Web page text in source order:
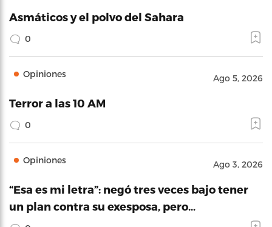
Asmáticos y el polvo del Sahara
0
Opiniones Ago 5, 2026
Terror a las 10 AM
0
Opiniones Ago 3, 2026
“Esa es mi letra”: negó tres veces bajo tener
un plan contra su exesposa, pero…